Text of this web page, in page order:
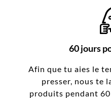
60 jours
Afin que tu aies le
presser, nous te
produits pendant